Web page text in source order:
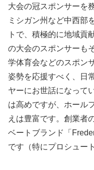
大会の冠スポンサーを
ミシガン州など中西部
トで、積極的に地域貢
の大会のスポンサーも
学体育会などのスポン
姿勢を応援すべく、日
ヤーにお世話になって
は高めですが、ホール
えは豊富です。創業者
ベートブランド「
です（特にプロシュー